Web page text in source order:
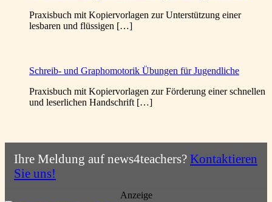
Praxisbuch mit Kopiervorlagen zur Unterstützung einer
lesbaren und flüssigen […]
Schreib- und Graphomotorik Übungen für Jugendliche
Praxisbuch mit Kopiervorlagen zur Förderung einer schnellen
und leserlichen Handschrift […]
Ihre Meldung auf news4teachers? Kontaktieren
Sie uns!
Anzeige